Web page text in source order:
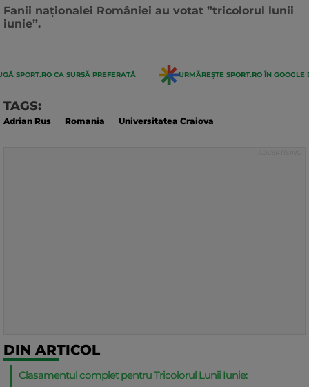
Fanii naționalei României au votat ”tricolorul lunii
iunie”.
SPORT.RO CA SURSĂ PREFERATĂ URMĂREȘTE SPORT.RO ÎN GOOGLE
TAGS:
Adrian Rus Romania Universitatea Craiova
DIN ARTICOL
Clasamentul complet pentru Tricolorul Lunii Iunie: